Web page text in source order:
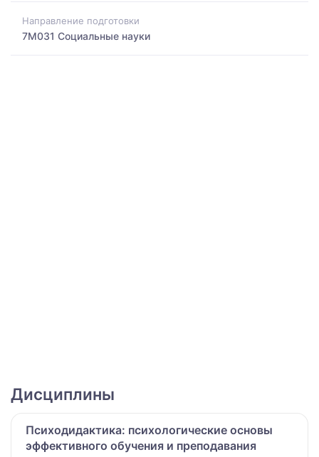
Направление подготовки
7M031 Социальные науки
Дисциплины
Психодидактика: психологические основы
эффективного обучения и преподавания